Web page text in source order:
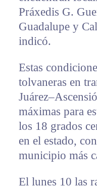
Práxedis G.
Guadalupe y
indicó.
Estas
tolvaneras en
máximas para
los 18 grados
en el estado,
municipio más
El lunes 10 las